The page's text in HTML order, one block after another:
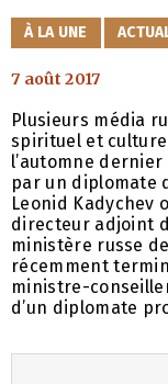
CATÉGORIES
À LA UNE
7 août 2017
Plusieurs média
spirituel et
l’automne dernier
par un diplomate
Leonid Kadychev
directeur adjoint
ministère russe
récemment
ministre-
d’un diplomate